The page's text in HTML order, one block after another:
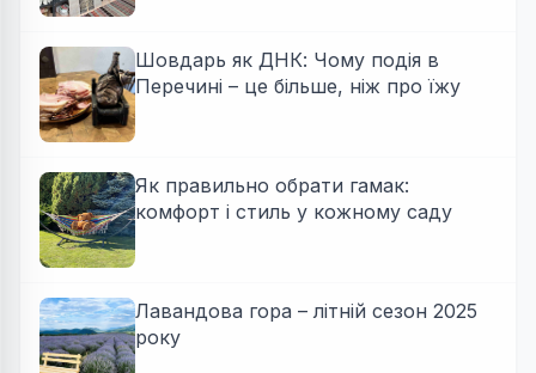
Шовдарь як ДНК: Чому подія в
Перечині – це більше, ніж про їжу
Як правильно обрати гамак:
комфорт і стиль у кожному саду
Лавандова гора – літній сезон 2025
року